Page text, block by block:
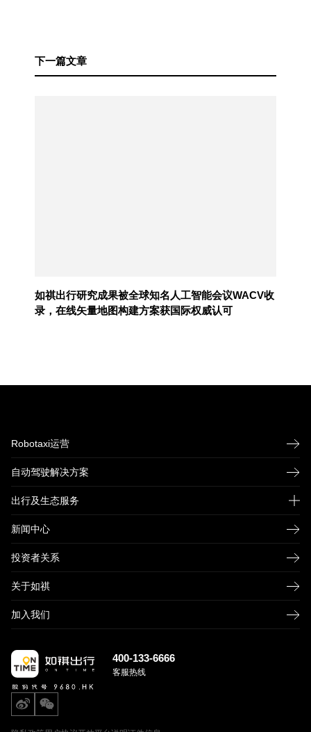
下一篇文章
如祺出行研究成果被全球知名人工智能会议WACV收
录，在线矢量地图构建方案获国际权威认可
Robotaxi运营
自动驾驶解决方案
出行及生态服务
如祺快车
如祺企业用车
如祺网约新出租
如祺车服
新闻中心
投资者关系
关于如祺
加入我们
400-133-6666
客服热线